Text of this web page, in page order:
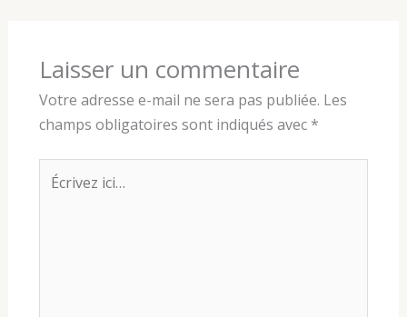
Laisser un commentaire
Votre adresse e-mail ne sera pas publiée. Les
champs obligatoires sont indiqués avec *
Écrivez
ici…